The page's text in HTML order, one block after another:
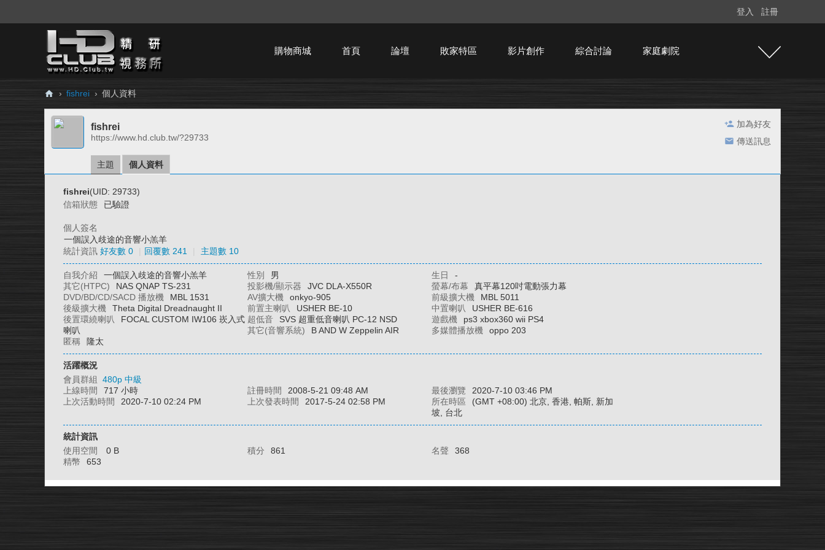
登入 註冊
購物商城 首頁 論壇 敗家特區 影片創作 綜合討論 家庭劇院
H
Cl
› fishrei › 個人資料
加為好友
傳送訊息
fishrei
https://www.hd.club.tw/?29733
主題 個人資料
fishrei(UID: 29733)
信箱狀態
已驗證
個人簽名
一個誤入歧途的音響小羔羊
統計資訊 好友數 0 回覆數 241 主題數 10
自我介紹 一個誤入歧途的音響小羔羊 性別 男 生日
-
其它(HTPC)
NAS QNAP TS-231 投影機/顯示器 JVC DLA-X550R 螢幕/布幕
真平幕120吋電動張力幕
DVD/BD/CD/SACD 播放機
MBL 1531 AV擴大機 onkyo-905 前級擴大機
MBL 5011
後級擴大機
Theta Digital Dreadnaught II 前置主喇叭 USHER BE-10 中置喇叭
USHER BE-616
後置環繞喇叭
FOCAL CUSTOM IW106 崁入式
喇叭
超低音 SVS 超重低音喇叭 PC-12 NSD 遊戲機
ps3 xbox360 wii PS4
其它(音響系統)
B AND W Zeppelin AIR 多媒體播放機
oppo 203
匿稱
隆太
活躍概況
會員群組 480p 中級
上線時間
717 小時 註冊時間 2008-5-21 09:48 AM 最後瀏覽
2020-7-10 03:46 PM
上次活動時間
2020-7-10 02:24 PM 上次發表時間 2017-5-24 02:58 PM 所在時區
(GMT +08:00) 北京, 香港, 帕斯, 新加
坡, 台北
統計資訊
使用空間
0 B 積分 861 名聲
368
精幣
653